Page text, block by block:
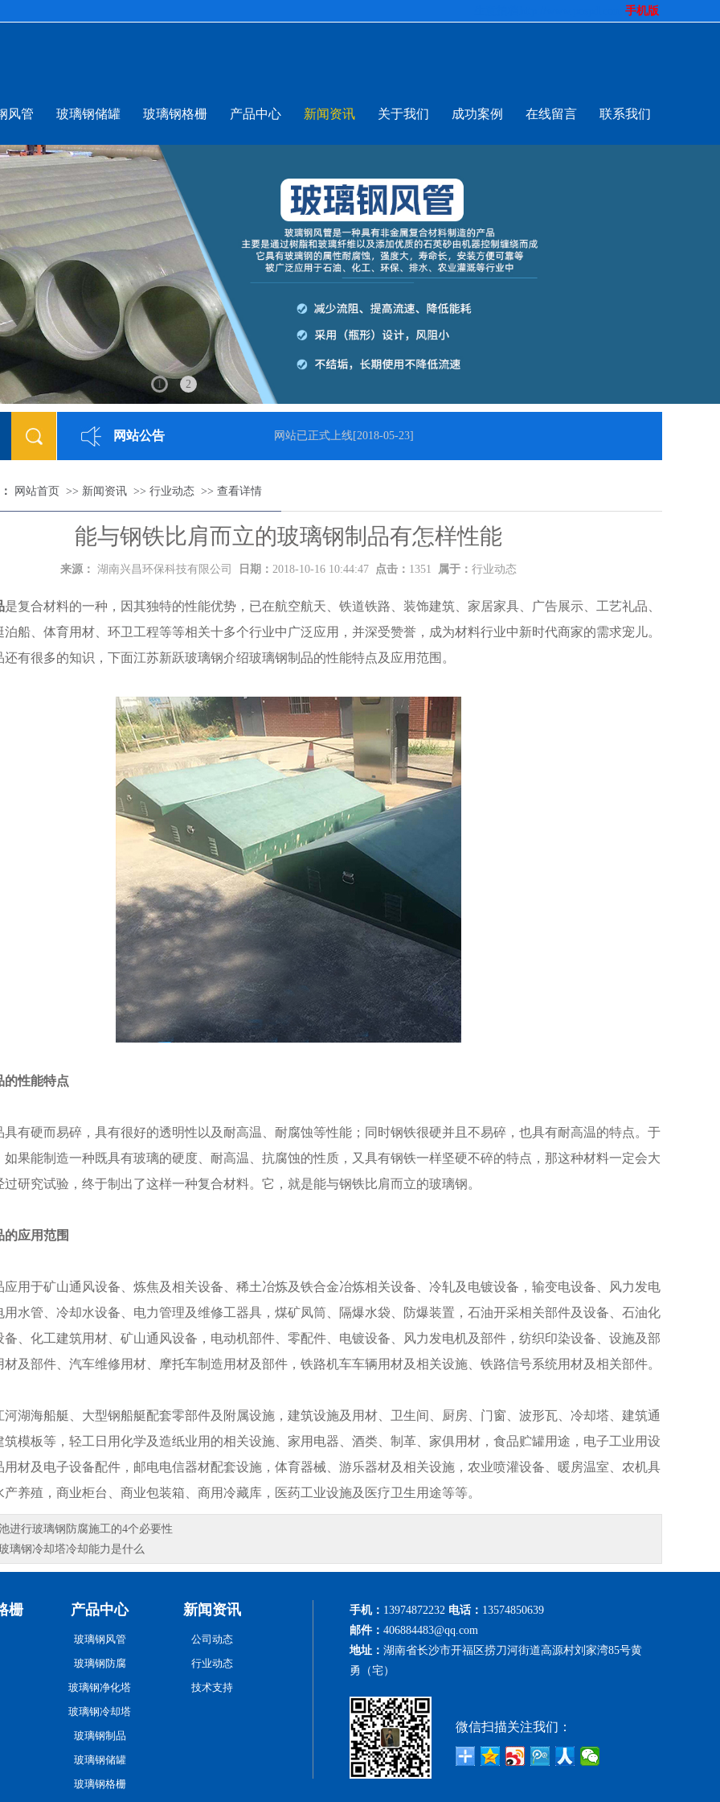
手机版
风管 玻璃钢储罐 玻璃钢格栅 产品中心 新闻资讯 关于我们 成功案例 在线留言 联系我们
1 2
网站公告 网站已正式上线[2018-05-23]
网站首页 >> 新闻资讯 >> 行业动态 >> 查看详情
能与钢铁比肩而立的玻璃钢制品有怎样性能
来源： 湖南兴昌环保科技有限公司 日期： 2018-10-16 10:44:47 点击： 1351 属于： 行业动态
是复合材料的一种，因其独特的性能优势，已在航空航天、铁道铁路、装饰建筑、家居家具、广告展示、工艺礼品、
船、体育用材、环卫工程等等相关十多个行业中广泛应用，并深受赞誉，成为材料行业中新时代商家的需求宠儿。
有很多的知识，下面江苏新跃玻璃钢介绍玻璃钢制品的性能特点及应用范围。
的性能特点
硬而易碎，具有很好的透明性以及耐高温、耐腐蚀等性能；同时钢铁很硬并且不易碎，也具有耐高温的特点。于
如果能制造一种既具有玻璃的硬度、耐高温、抗腐蚀的性质，又具有钢铁一样坚硬不碎的特点，那这种材料一定会大
研究试验，终于制出了这样一种复合材料。它，就是能与钢铁比肩而立的玻璃钢。
的应用范围
于矿山通风设备、炼焦及相关设备、稀土冶炼及铁合金冶炼相关设备、冷轧及电镀设备，输变电设备、风力发电
用水管、冷却水设备、电力管理及维修工器具，煤矿凤筒、隔爆水袋、防爆装置，石油开采相关部件及设备、石油化
备、化工建筑用材、矿山通风设备，电动机部件、零配件、电镀设备、风力发电机及部件，纺织印染设备、设施及部
及部件、汽车维修用材、摩托车制造用材及部件，铁路机车车辆用材及相关设施、铁路信号系统用材及相关部件。
海船艇、大型钢船艇配套零部件及附属设施，建筑设施及用材、卫生间、厨房、门窗、波形瓦、冷却塔、建筑通
筑模板等，轻工日用化学及造纸业用的相关设施、家用电器、酒类、制革、家俱用材，食品贮罐用途，电子工业用设
用材及电子设备配件，邮电电信器材配套设施，体育器械、游乐器材及相关设施，农业喷灌设备、暖房温室、农机具
养殖，商业柜台、商业包装箱、商用冷藏库，医药工业设施及医疗卫生用途等等。
进行玻璃钢防腐施工的4个必要性
璃钢冷却塔冷却能力是什么
栅 产品中心
玻璃钢风管
玻璃钢防腐
玻璃钢净化塔
玻璃钢冷却塔
玻璃钢制品
玻璃钢储罐
玻璃钢格栅
新闻资讯
公司动态
行业动态
技术支持
手机： 13974872232 电话： 13574850639
邮件： 406884483@qq.com
地址： 湖南省长沙市开福区捞刀河街道高源村刘家湾85号黄
勇（宅）
微信扫描关注我们：